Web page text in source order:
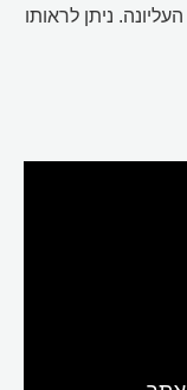
העליונה. ניתן לראותו